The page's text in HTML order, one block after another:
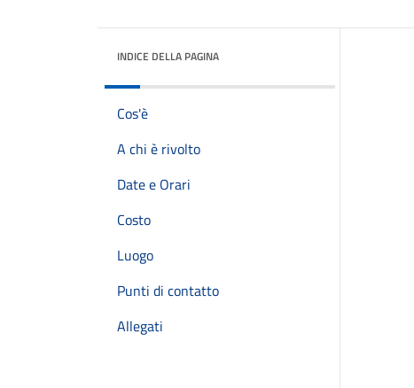
INDICE DELLA PAGINA
Cos'è
A chi è rivolto
Date e Orari
Costo
Luogo
Punti di contatto
Allegati